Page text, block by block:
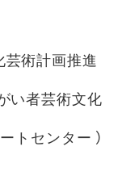
芸術計画推進
い者芸術文化
トセンター ）